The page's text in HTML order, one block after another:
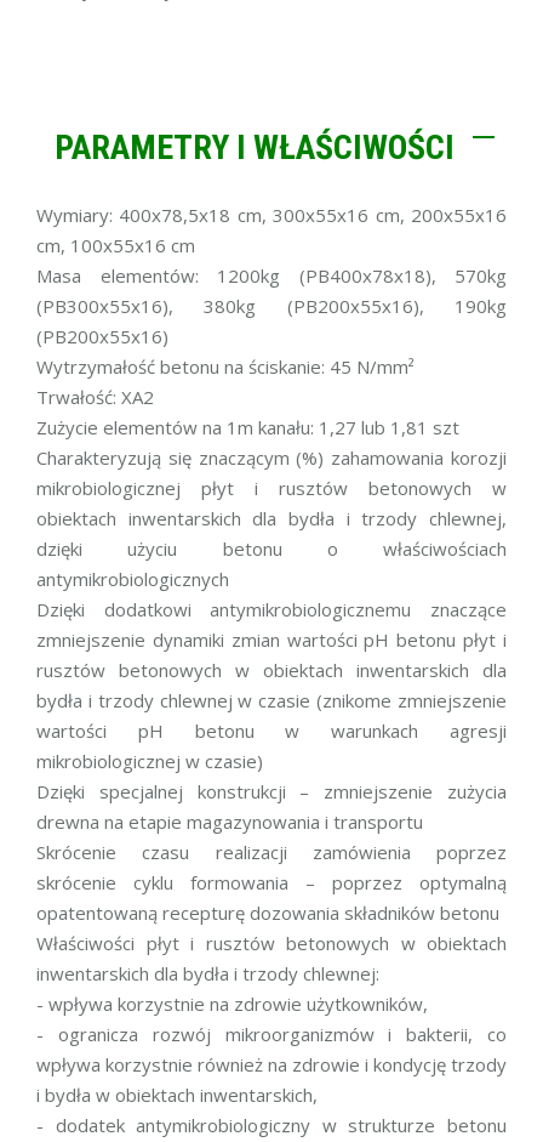
PARAMETRY I WŁAŚCIWOŚCI
Wymiary: 400x78,5x18 cm, 300x55x16 cm, 200x55x16
cm, 100x55x16 cm
Masa elementów: 1200kg (PB400x78x18), 570kg
(PB300x55x16), 380kg (PB200x55x16), 190kg
(PB200x55x16)
Wytrzymałość betonu na ściskanie: 45 N/mm²
Trwałość: XA2
Zużycie elementów na 1m kanału: 1,27 lub 1,81 szt
Charakteryzują się znaczącym (%) zahamowania korozji
mikrobiologicznej płyt i rusztów betonowych w
obiektach inwentarskich dla bydła i trzody chlewnej,
dzięki użyciu betonu o właściwościach
antymikrobiologicznych
Dzięki dodatkowi antymikrobiologicznemu znaczące
zmniejszenie dynamiki zmian wartości pH betonu płyt i
rusztów betonowych w obiektach inwentarskich dla
bydła i trzody chlewnej w czasie (znikome zmniejszenie
wartości pH betonu w warunkach agresji
mikrobiologicznej w czasie)
Dzięki specjalnej konstrukcji – zmniejszenie zużycia
drewna na etapie magazynowania i transportu
Skrócenie czasu realizacji zamówienia poprzez
skrócenie cyklu formowania – poprzez optymalną
opatentowaną recepturę dozowania składników betonu
Właściwości płyt i rusztów betonowych w obiektach
inwentarskich dla bydła i trzody chlewnej:
- wpływa korzystnie na zdrowie użytkowników,
- ogranicza rozwój mikroorganizmów i bakterii, co
wpływa korzystnie również na zdrowie i kondycję trzody
i bydła w obiektach inwentarskich,
- dodatek antymikrobiologiczny w strukturze betonu